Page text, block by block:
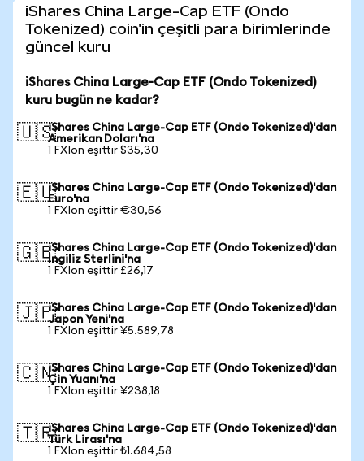
iShares China Large-Cap ETF (Ondo
Tokenized) coin'in çeşitli para birimlerinde
güncel kuru
iShares China Large-Cap ETF (Ondo Tokenized)
kuru bugün ne kadar?
🇺🇸iShares China Large-Cap ETF (Ondo Tokenized)'dan
Amerikan Doları'na
1 FXIon eşittir $35,30
🇪🇺iShares China Large-Cap ETF (Ondo Tokenized)'dan
Euro'na
1 FXIon eşittir €30,56
🇬🇧iShares China Large-Cap ETF (Ondo Tokenized)'dan
İngiliz Sterlini'na
1 FXIon eşittir £26,17
🇯🇵iShares China Large-Cap ETF (Ondo Tokenized)'dan
Japon Yeni'na
1 FXIon eşittir ¥5.589,78
🇨🇳iShares China Large-Cap ETF (Ondo Tokenized)'dan
Çin Yuanı'na
1 FXIon eşittir ¥238,18
🇹🇷iShares China Large-Cap ETF (Ondo Tokenized)'dan
Türk Lirası'na
1 FXIon eşittir ₺1.684,58